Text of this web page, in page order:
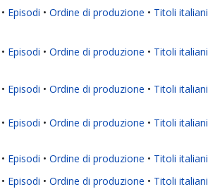
Episodi Ordine di produzione Titoli italiani
Episodi Ordine di produzione Titoli italiani
Episodi Ordine di produzione Titoli italiani
Episodi Ordine di produzione Titoli italiani
Episodi Ordine di produzione Titoli italiani
Episodi Ordine di produzione Titoli italiani